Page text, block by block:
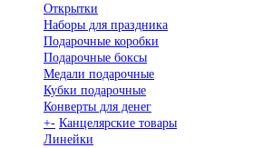
Открытки
Наборы для праздника
Подарочные коробки
Подарочные боксы
Медали подарочные
Кубки подарочные
Конверты для денег
+- Канцелярские товары
Линейки